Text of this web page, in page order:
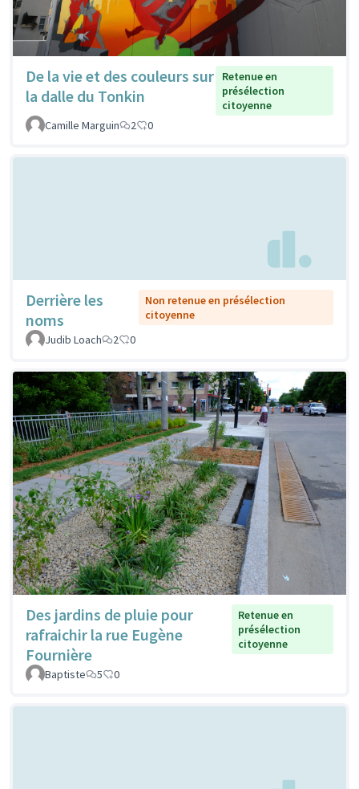
De la vie et des couleurs sur
la dalle du Tonkin
Retenue en
présélection
citoyenne
Camille Marguin
2 0
Derrière les
noms
Non retenue en présélection
citoyenne
Judib Loach
2 0
Des jardins de pluie pour
rafraichir la rue Eugène
Fournière
Retenue en
présélection
citoyenne
Baptiste 5 0